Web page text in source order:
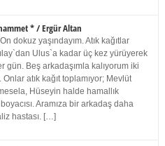
* / Ergür Altan
dokuz yaşındayım. Atık kağıtlar
Ulus`a kadar üç kez yürüyerek
gün. Beş arkadaşımla kalıyorum iki
atık kağıt toplamıyor; Mevlüt
Hüseyin halde hamallık
Aramıza bir arkadaş daha
hastası. […]